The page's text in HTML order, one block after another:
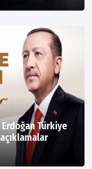
Erdoğan Türkiye